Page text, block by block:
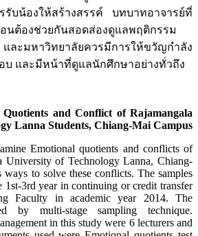
รับน้องให้สร้างสรรค์ บทบาทอาจารย์ที่
นต้องช่วยกันสอดส่องดูแลพฤติกรรม
ะมหาวิทยาลัยควรมีการให้ขวัญกำลัง
บ และมีหน้าที่ดูแลนักศึกษาอย่างทั่วถึง
and Conflict of Rajamangala
Lanna Students, Chiang-Mai Campus
Emotional quotients and conflicts of
University of Technology Lanna, Chiang-
to solve these conflicts. The samples
1st-3rd year in continuing or credit transfer
Faculty in academic year 2014. The
by multi-stage sampling technique.
in this study were 6 lecturers and